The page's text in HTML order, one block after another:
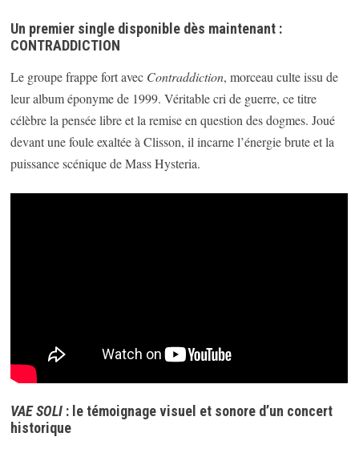
Un premier single disponible dès maintenant :
CONTRADDICTION
Le groupe frappe fort avec Contraddiction, morceau culte issu de
leur album éponyme de 1999. Véritable cri de guerre, ce titre
célèbre la pensée libre et la remise en question des dogmes. Joué
devant une foule exaltée à Clisson, il incarne l’énergie brute et la
puissance scénique de Mass Hysteria.
VAE SOLI : le témoignage visuel et sonore d’un concert
historique